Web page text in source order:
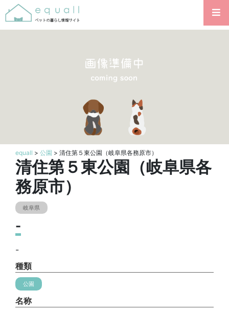
equall > 公園 > 清住第５東公園（岐阜県各務原市）
清住第５東公園（岐阜県各
務原市）
岐阜県
-
-
種類
公園
名称